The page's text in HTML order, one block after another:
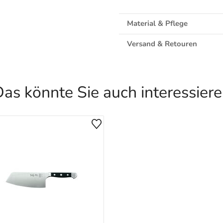
Material & Pflege
Versand & Retouren
könnte Sie auch